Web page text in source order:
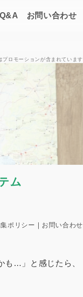
お問い合わせ
プロモーションが含まれています
ム
ポリシー ｜ お問い合わせ
も…」と感じたら、